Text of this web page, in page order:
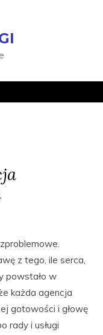
z tego, ile serca,
powstało w
każda agencja
gotowości i głowę
rady i usługi